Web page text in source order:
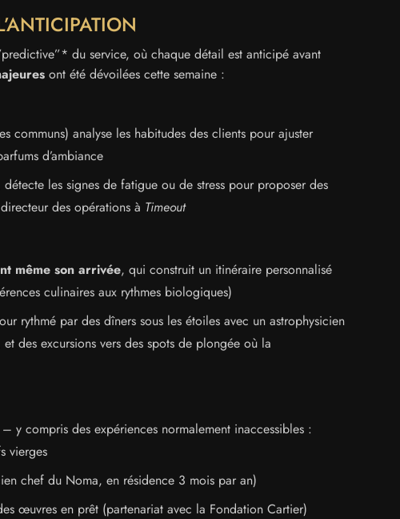
du service, où chaque détail est anticipé avant
ont été dévoilées cette semaine :
communs) analyse les habitudes des clients pour ajuster
d’ambiance
les signes de fatigue ou de stress pour proposer des
des opérations à Timeout
même son arrivée, qui construit un itinéraire personnalisé
culinaires aux rythmes biologiques)
rythmé par des dîners sous les étoiles avec un astrophysicien
des excursions vers des spots de plongée où la
– y compris des expériences normalement inaccessibles :
vierges
chef du Noma, en résidence 3 mois par an)
œuvres en prêt (partenariat avec la Fondation Cartier)